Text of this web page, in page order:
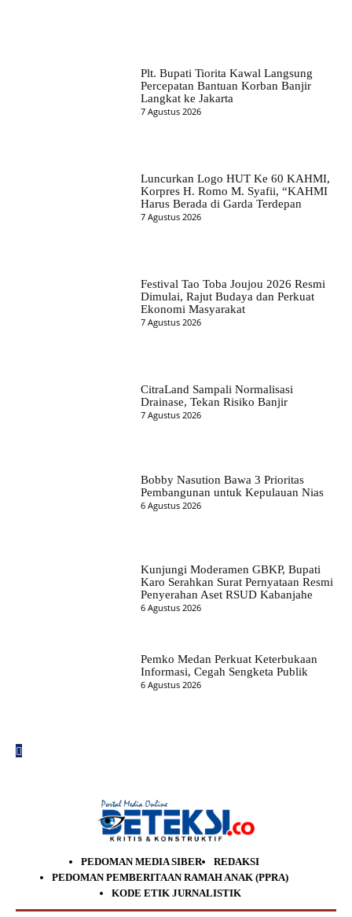
Plt. Bupati Tiorita Kawal Langsung
Percepatan Bantuan Korban Banjir
Langkat ke Jakarta
7 Agustus 2026
Luncurkan Logo HUT Ke 60 KAHMI,
Korpres H. Romo M. Syafii, “KAHMI
Harus Berada di Garda Terdepan
7 Agustus 2026
Festival Tao Toba Joujou 2026 Resmi
Dimulai, Rajut Budaya dan Perkuat
Ekonomi Masyarakat
7 Agustus 2026
CitraLand Sampali Normalisasi
Drainase, Tekan Risiko Banjir
7 Agustus 2026
Bobby Nasution Bawa 3 Prioritas
Pembangunan untuk Kepulauan Nias
6 Agustus 2026
Kunjungi Moderamen GBKP, Bupati
Karo Serahkan Surat Pernyataan Resmi
Penyerahan Aset RSUD Kabanjahe
6 Agustus 2026
Pemko Medan Perkuat Keterbukaan
Informasi, Cegah Sengketa Publik
6 Agustus 2026
PEDOMAN MEDIA SIBER
REDAKSI
PEDOMAN PEMBERITAAN RAMAH ANAK (PPRA)
KODE ETIK JURNALISTIK